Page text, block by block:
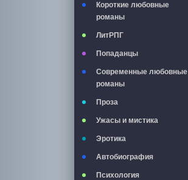
Короткие любовные
романы
ЛитРПГ
Попаданцы
Современные любовные
романы
Проза
Ужасы и мистика
Эротика
Автобиография
Психология